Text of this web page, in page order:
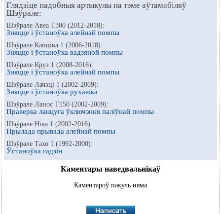
Глядзіце падобныя артыкулы па тэме аўтамабіляў
Шэўрале:
Шэўрале Авеа Т300 (2012-2018):
Зняцце і ўстаноўка алейнай помпы
Шэўрале Капціва 1 (2006-2018):
Зняцце і ўстаноўка вадзяной помпы
Шэўрале Круз 1 (2008-2016):
Зняцце і ўстаноўка алейнай помпы
Шэўрале Лачэці 1 (2002-2009):
Зняцце і ўстаноўка рухавіка
Шэўрале Ланос Т150 (2002-2009):
Праверка ланцуга ўключэння паліўнай помпы
Шэўрале Ніва 1 (2002-2016):
Прылада прывада алейнай помпы
Шэўрале Тахо 1 (1992-2000):
Ўстаноўка гадзін
Каментары наведвальнікаў
Каментароў пакуль няма